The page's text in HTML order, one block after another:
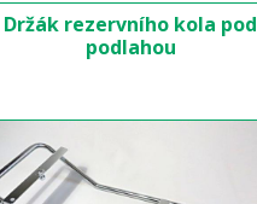
Držák rezervního kola pod
podlahou